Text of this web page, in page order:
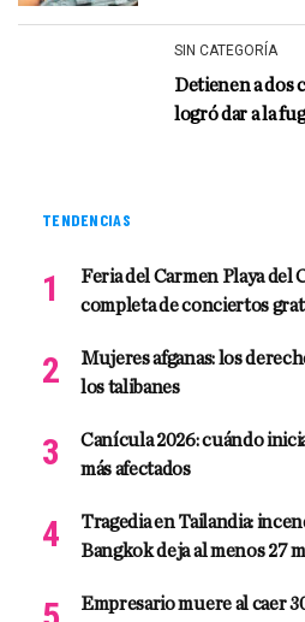
SIN CATEGORÍA
Detienen a dos
logró dar a la
TENDENCIAS
Feria del Carmen Playa del
completa de conciertos
Mujeres afganas: los
los talibanes
Canícula 2026: cuándo
más afectados
Tragedia en Tailandia:
Bangkok deja al menos 27
Empresario muere al caer